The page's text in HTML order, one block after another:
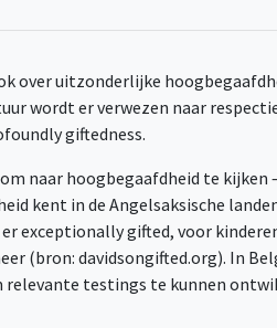
over uitzonderlijke
wordt er verwezen naar
giftedness.
naar hoogbegaafdheid te kijken
kent in de Angelsaksische
exceptionally gifted, voor
(bron: davidsongifted.org). In
testings te kunnen